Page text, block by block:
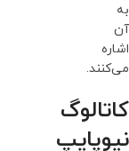
به
آن
اشاره
می‌کنند.
کاتالوگ
نیوپایپ